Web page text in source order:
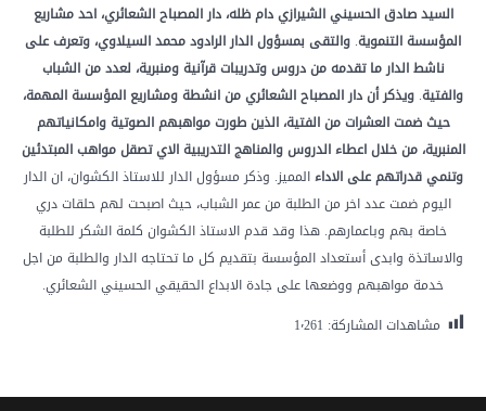
السيد صادق الحسيني الشيرازي دام ظله، دارالمصباح الشعائري، احد مشاريع
المؤسسةالتنموية. والتقى بمسؤولالدارالرادودمحمدالسيلاوي،وتعرفعلى
ناشط الدارما تقدمه من دروس وتدريبات قرآنية ومنبرية، لعدد من الشباب
والفتية. ويذكرأندارالمصباحالشعائريمنانشطةومشاريع المؤسسةالمهمة،
حيث ضمت العشرات من الفتية، الذين طورت مواهبهم الصوتية وامكانياتهم
المنبرية، من خلال اعطاء الدروس والمناهج التدريبية الاي تصقل مواهب المبتدئين
وتنمي قدراتهم على الاداءالمميز. وذكر مسؤول الدار للاستاذ الكشوان، ان الدار
اليوم ضمت عدد اخر من الطلبة من عمر الشباب، حيث اصبحت لهم حلقات دري
خاصة بهم وباعمارهم. هذا وقد قدم الاستاذ الكشوان كلمة الشكر للطلبة
والاساتذة وابدى أستعداد المؤسسة بتقديم كل ما تحتاجه الدار والطلبة من اجل
خدمة مواهبهم ووضعها على جادة الابداع الحقيقي الحسيني الشعائري.
مشاهدات المشاركة: 1٬261